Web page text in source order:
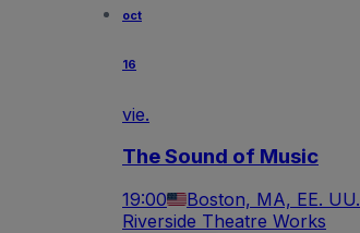
oct
16
vie.
The Sound of Music
19:00 Boston, MA, EE. UU.
Riverside Theatre Works